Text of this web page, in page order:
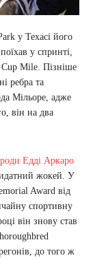
у Техасі його
у спринті,
Cup Mile. Пізніше
ребра та
Мільоре, адже
він на два
Едді Аркаро
жокей. У
Award від
спортивну
він знову став
до того ж